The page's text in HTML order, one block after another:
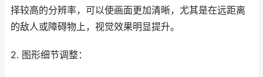
择较高的分辨率，可以使画面更加清晰，尤其是在远距离
的敌人或障碍物上，视觉效果明显提升。
2. 图形细节调整：